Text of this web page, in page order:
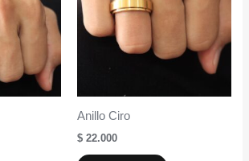
Anillo Ciro
$ 22.000